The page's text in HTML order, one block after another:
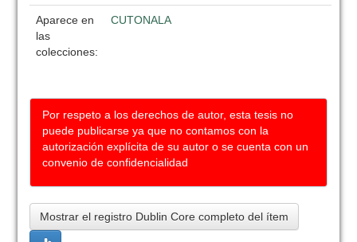
Aparece en
las
colecciones:
CUTONALA
Por respeto a los derechos de autor, esta tesis no
puede publicarse ya que no contamos con la
autorización explícita de su autor o se cuenta con un
convenio de confidencialidad
Mostrar el registro Dublin Core completo del ítem